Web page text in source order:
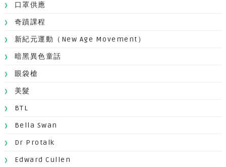
口罩供應
奇蹟課程
新紀元運動（New Age Movement）
暗黑異色童話
眼袋槍
美髮
BTL
Bella Swan
Dr Protalk
Edward Cullen